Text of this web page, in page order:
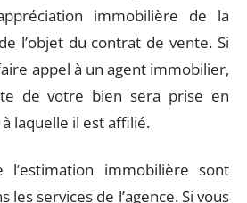
immobilière de la
l’objet du contrat de vente. Si
appel à un agent immobilier,
de votre bien sera prise en
à laquelle il est affilié.
l’estimation immobilière sont
les services de l’agence. Si vous